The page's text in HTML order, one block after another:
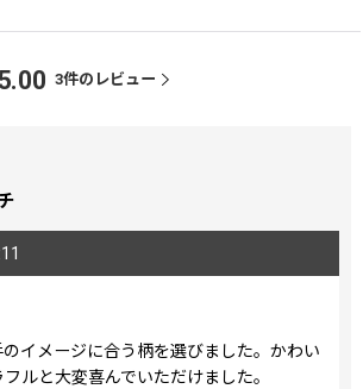
3件のレビュー
イメージに合う柄を選びました。かわい
ルと大変喜んでいただけました。